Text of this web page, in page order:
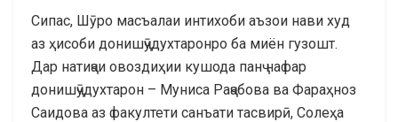
Сипас, Шӯро масъалаи интихоби аъзои нави худ
аз ҳисоби донишҷӯдухтаронро ба миён гузошт.
Дар натиҷаи овоздиҳии кушода панҷ нафар
донишҷӯдухтарон – Муниса Раҷабова ва Фараҳноз
Саидова аз факултети санъати тасвирӣ, Солеҳа